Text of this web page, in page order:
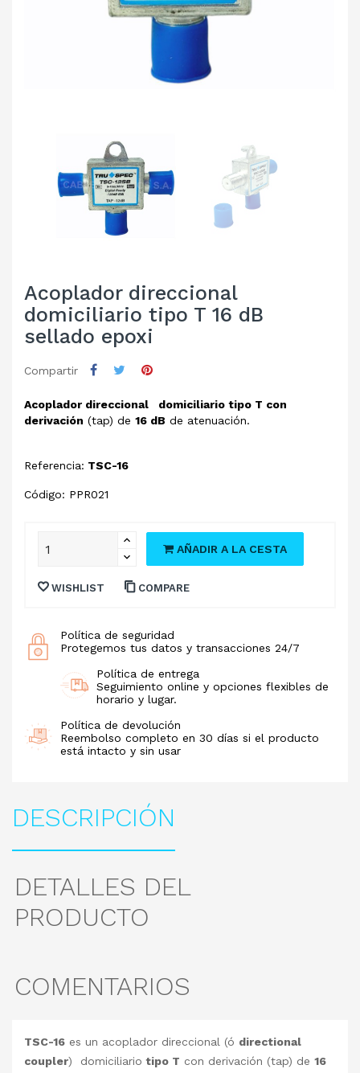
Acoplador direccional
domiciliario tipo T 16 dB
sellado epoxi
Compartir
Acoplador direccional domiciliario tipo T con
derivación (tap) de 16 dB de atenuación.
Referencia: TSC-16
Código: PPR021
AÑADIR A LA CESTA
WISHLIST COMPARE
Política de seguridad
Protegemos tus datos y transacciones 24/7
Política de entrega
Seguimiento online y opciones flexibles de
horario y lugar.
Política de devolución
Reembolso completo en 30 días si el producto
está intacto y sin usar
DESCRIPCIÓN
DETALLES DEL
PRODUCTO
COMENTARIOS
TSC-16 es un acoplador direccional (ó directional
coupler) domiciliario tipo T con derivación (tap) de 16